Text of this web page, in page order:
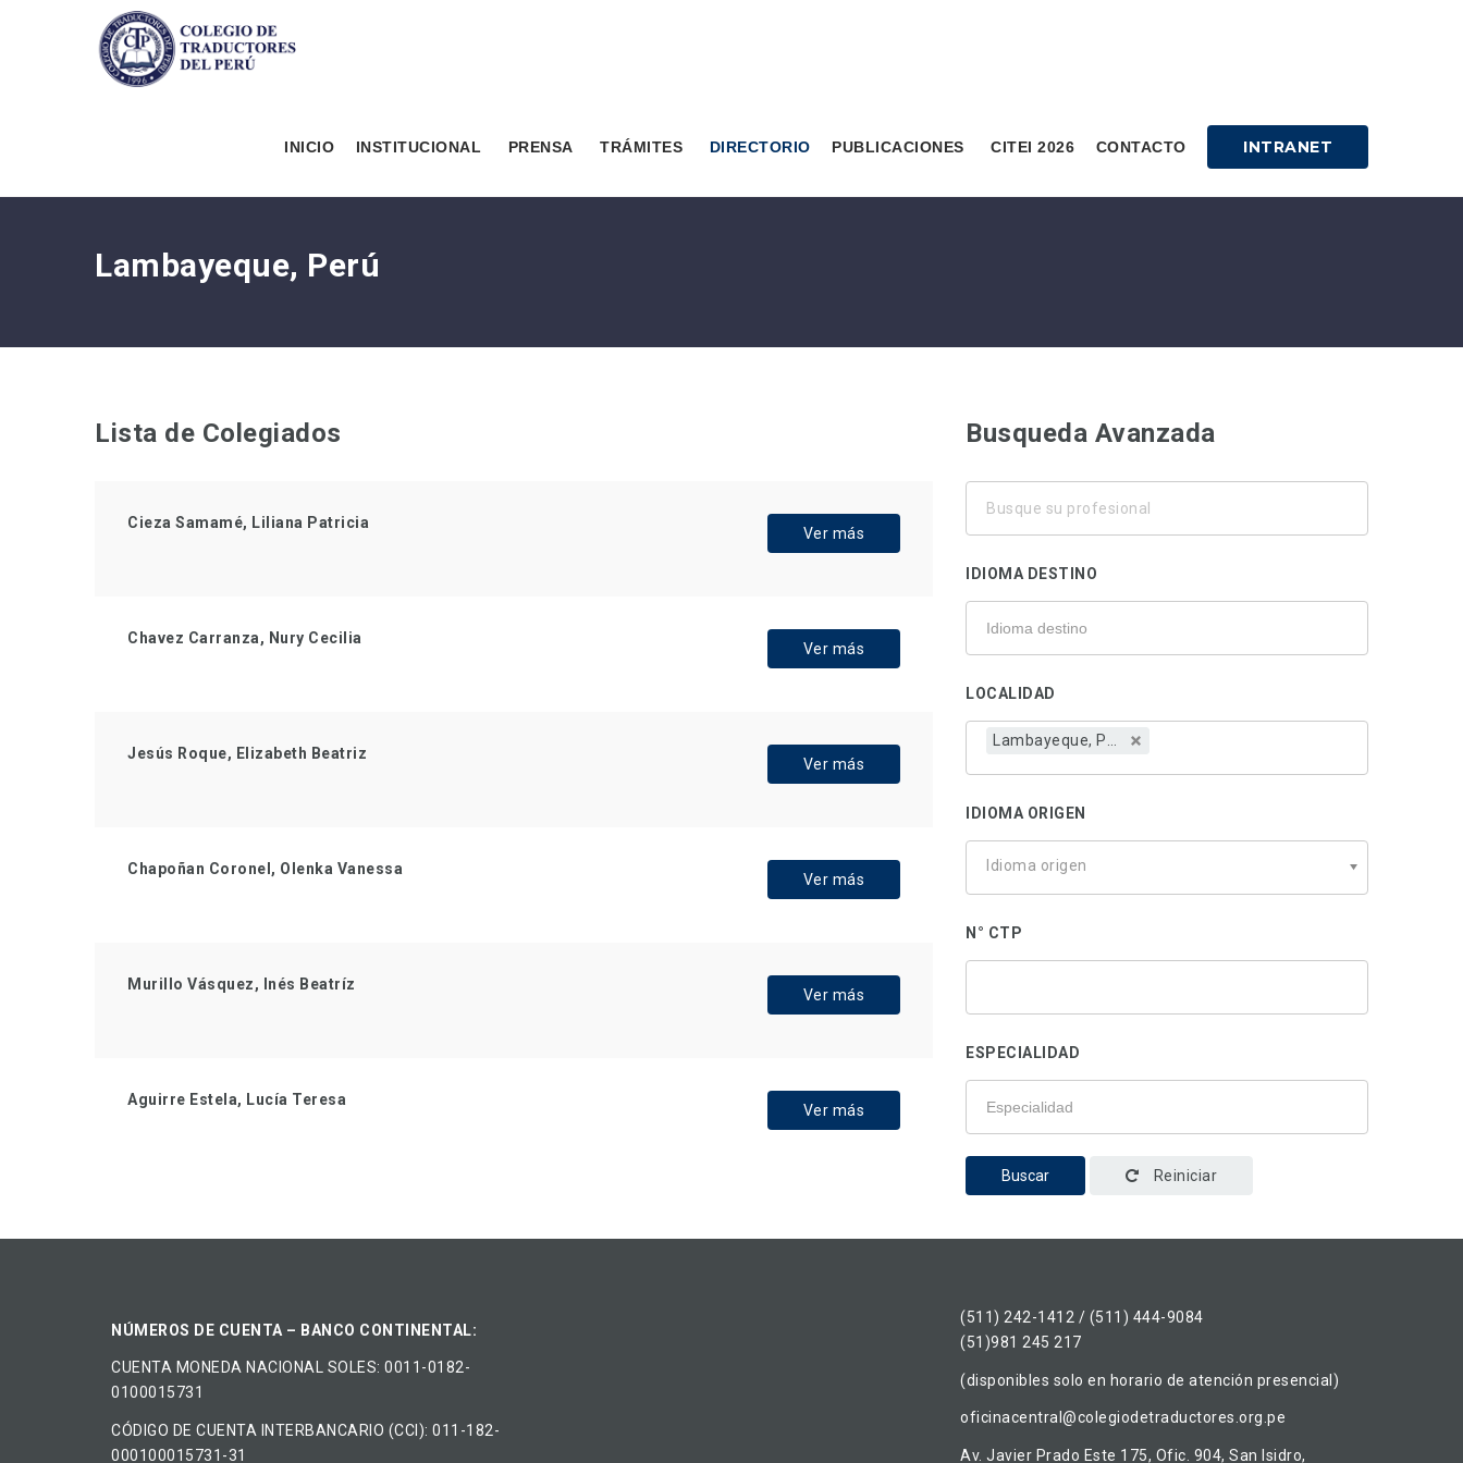
INICIO INSTITUCIONAL PRENSA TRÁMITES DIRECTORIO PUBLICACIONES CITEI 2026 CONTACTO INTRANET
Lambayeque, Perú
Lista de Colegiados
Cieza Samamé, Liliana Patricia
Ver más
Chavez Carranza, Nury Cecilia
Ver más
Jesús Roque, Elizabeth Beatriz
Ver más
Chapoñan Coronel, Olenka Vanessa
Ver más
Murillo Vásquez, Inés Beatríz
Ver más
Aguirre Estela, Lucía Teresa
Ver más
Busqueda Avanzada
profesional
IDIOMA DESTINO
LOCALIDAD
IDIOMA ORIGEN
Idioma origen
N° CTP
ESPECIALIDAD
Buscar Reiniciar
NÚMEROS DE CUENTA – BANCO CONTINENTAL:
CUENTA MONEDA NACIONAL​ ​SOLES​: 0011-0182-
0100015731
CÓDIGO DE CUENTA INTERBANCARIO (CCI): 011-182-
000100015731-31
(511) 242-1412 / (511) 444-9084
(51)981 245 217
(disponibles solo en horario de atención presencial)
oficinacentral@colegiodetraductores.org.pe
Av. Javier Prado Este 175, Ofic. 904, San Isidro,